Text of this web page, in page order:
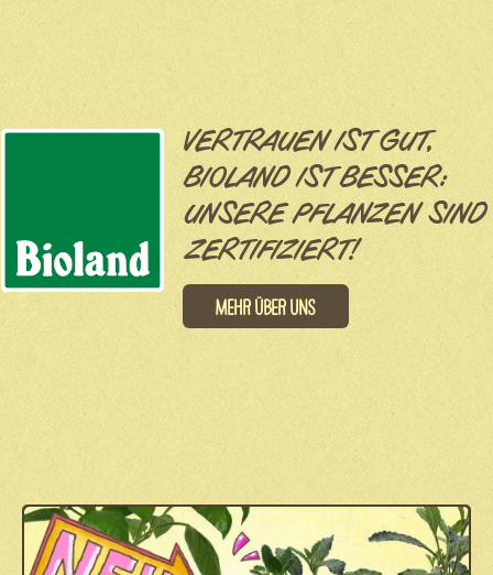
VERTRAUEN IST GUT,
BIOLAND IST BESSER:
UNSERE PFLANZEN SIND
ZERTIFIZIERT!
Mehr über uns